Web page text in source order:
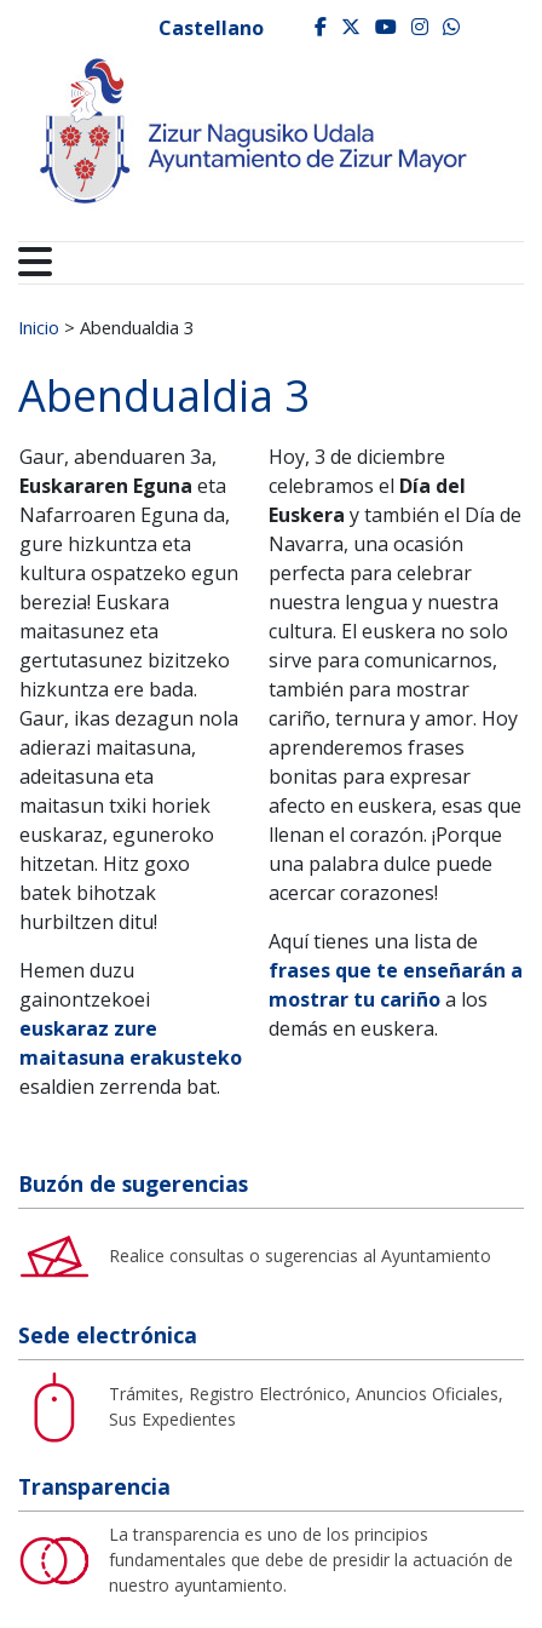
Ayuntamiento de
Castellano facebook
twitter
youtube
Buscar:
Inicio > Abendualdia 3
Abendualdia 3
Gaur, abenduaren 3a,
Euskararen Eguna eta
Nafarroaren Eguna da,
gure hizkuntza eta
kultura ospatzeko egun
berezia! Euskara
maitasunez eta
gertutasunez bizitzeko
hizkuntza ere bada.
Gaur, ikas dezagun nola
adierazi maitasuna,
adeitasuna eta
maitasun txiki horiek
euskaraz, eguneroko
hitzetan. Hitz goxo
batek bihotzak
hurbiltzen ditu!
Hemen duzu
gainontzekoei
euskaraz zure
maitasuna erakusteko
esaldien zerrenda bat.
Hoy, 3 de diciembre
celebramos el Día del
Euskera y también el Día de
Navarra, una ocasión
perfecta para celebrar
nuestra lengua y nuestra
cultura. El euskera no solo
sirve para comunicarnos,
también para mostrar
cariño, ternura y amor. Hoy
aprenderemos frases
bonitas para expresar
afecto en euskera, esas que
llenan el corazón. ¡Porque
una palabra dulce puede
acercar corazones!
Aquí tienes una lista de
frases que te enseñarán a
mostrar tu cariñoa los
demás en euskera.
Buzón de sugerencias
Realice consultas o sugerencias al Ayuntamiento
Sede electrónica
Trámites, Registro Electrónico, Anuncios Oficiales,
Sus Expedientes
Transparencia
La transparencia es uno de los principios
fundamentales que debe de presidir la actuación de
nuestro ayuntamiento.